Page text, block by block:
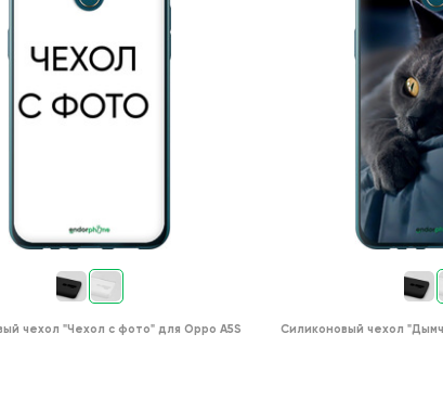
чехол "Чехол с фото" для Oppo A5S Силиконовый чехол